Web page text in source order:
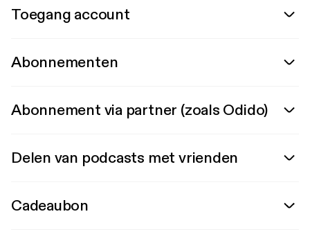
Toegang account
Abonnementen
Abonnement via partner (zoals Odido)
Delen van podcasts met vrienden
Cadeaubon